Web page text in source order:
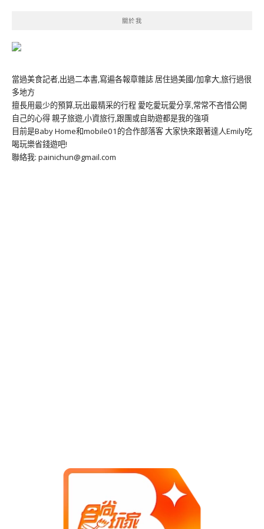
關於我
當過美食記者,出過二本書,寫遍各報章雜誌 居住過美國/加拿大,旅行過很
多地方
擅長用最少的預算,玩出最精采的行程 愛吃愛玩愛分享,常常不吝惜公開
自己的心得 親子旅遊,小資旅行,跟團或自助遊都是我的強項
目前是Baby Home和mobile01的合作部落客 大家快來跟著達人Emily吃
喝玩樂省錢遊吧!
聯絡我: painichun@gmail.com